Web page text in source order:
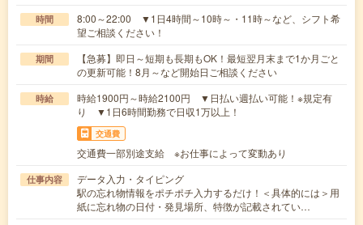
時間
8:00～22:00 ▼1日4時間～10時～・11時～など、シフト希
望ご相談ください！
期間
【急募】即日～短期も長期もOK！最短翌月末まで1か月ごと
の更新可能！8月～など開始日ご相談ください
時給
時給1900円～時給2100円 ▼日払い週払い可能！※規定有
り ▼1日6時間勤務で日収1万以上！
交通費
交通費一部別途支給 ※お仕事によって変動あり
仕事内容
データ入力・タイピング
駅の忘れ物情報をポチポチ入力するだけ！＜具体的には＞用
紙に忘れ物の日付・発見場所、特徴が記載されてい…